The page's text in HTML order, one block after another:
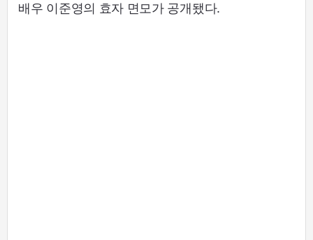
배우 이준영의 효자 면모가 공개됐다.